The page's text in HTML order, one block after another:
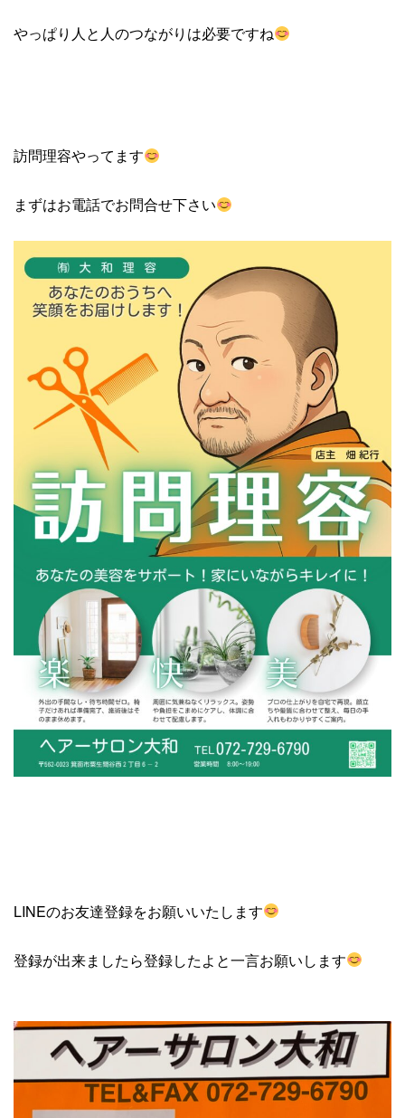
やっぱり人と人のつながりは必要ですね
訪問理容やってます
まずはお電話でお問合せ下さい
LINEのお友達登録をお願いいたします
登録が出来ましたら登録したよと一言お願いします